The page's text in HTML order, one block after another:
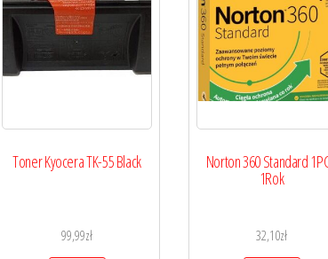
Toner Kyocera TK-55 Black
99,99zł
Norton 360 Standard
1Rok
32,10zł